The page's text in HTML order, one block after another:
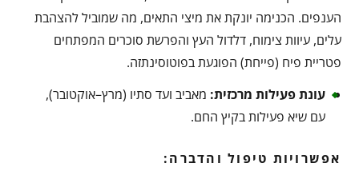
הענפים. הכנימה יונקת את מיצי התאים, מה שמוביל להצהבת
עלים, עיוות צימוח, דלדול העץ והפרשת סוכרים המפתחים
פטריית פיח (פייחת) הפוגעת בפוטוסינתזה.
עונת פעילות מרכזית: מאביב ועד סתיו (מרץ–אוקטובר),
עם שיא פעילות בקיץ החם.
אפשרויות טיפול והדברה: